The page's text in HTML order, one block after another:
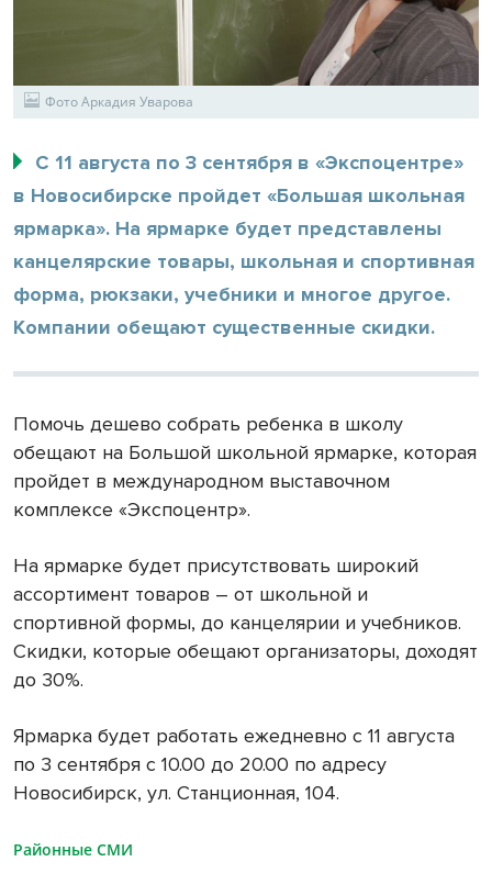
Фото Аркадия Уварова
С 11 августа по 3 сентября в «Экспоцентре»
в Новосибирске пройдет «Большая школьная
ярмарка». На ярмарке будет представлены
канцелярские товары, школьная и спортивная
форма, рюкзаки, учебники и многое другое.
Компании обещают существенные скидки.
Помочь дешево собрать ребенка в школу
обещают на Большой школьной ярмарке, которая
пройдет в международном выставочном
комплексе «Экспоцентр».
На ярмарке будет присутствовать широкий
ассортимент товаров – от школьной и
спортивной формы, до канцелярии и учебников.
Скидки, которые обещают организаторы, доходят
до 30%.
Ярмарка будет работать ежедневно с 11 августа
по 3 сентября с 10.00 до 20.00 по адресу
Новосибирск, ул. Станционная, 104.
Районные СМИ